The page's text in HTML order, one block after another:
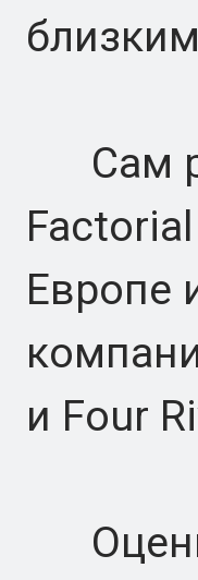
Сам
Европе
и Four